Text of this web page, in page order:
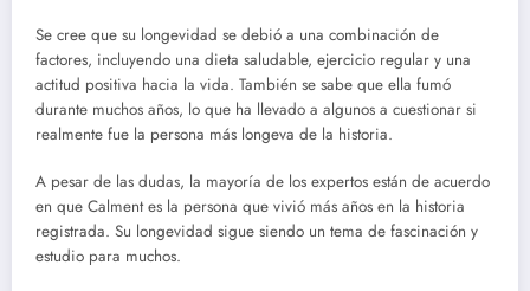
Se cree que su longevidad se debió a una combinación de
factores, incluyendo una dieta saludable, ejercicio regular y una
actitud positiva hacia la vida. También se sabe que ella fumó
durante muchos años, lo que ha llevado a algunos a cuestionar si
realmente fue la persona más longeva de la historia.
A pesar de las dudas, la mayoría de los expertos están de acuerdo
en que Calment es la persona que vivió más años en la historia
registrada. Su longevidad sigue siendo un tema de fascinación y
estudio para muchos.